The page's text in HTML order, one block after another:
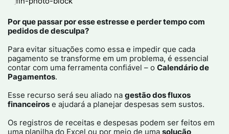
Por que passar por esse estresse e perder tempo com
pedidos de desculpa?
Para evitar situações como essa e impedir que cada
pagamento se transforme em um problema, é essencial
contar com uma ferramenta confiável – oCalendário de
Pagamentos.
Esse recurso será seu aliado nagestão dos fluxos
financeiros e ajudará a planejar despesas sem sustos.
Os registros de receitas e despesas podem ser feitos em
uma planilha do Excel ou por meio de umasolução